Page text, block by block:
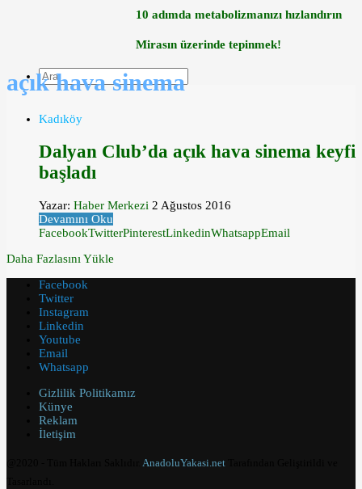
10 adımda metabolizmanızı hızlandırın
Mirasın üzerinde tepinmek!
açık hava sinema
Kadıköy
Dalyan Club’da açık hava sinema keyfi
başladı
Yazar: Haber Merkezi 2 Ağustos 2016
Devamını Oku
FacebookTwitterPinterestLinkedinWhatsappEmail
Daha Fazlasını Yükle
Facebook
Twitter
Instagram
Linkedin
Youtube
Email
Whatsapp
Gizlilik Politikamız
Künye
Reklam
İletişim
AnadoluYakasi.net